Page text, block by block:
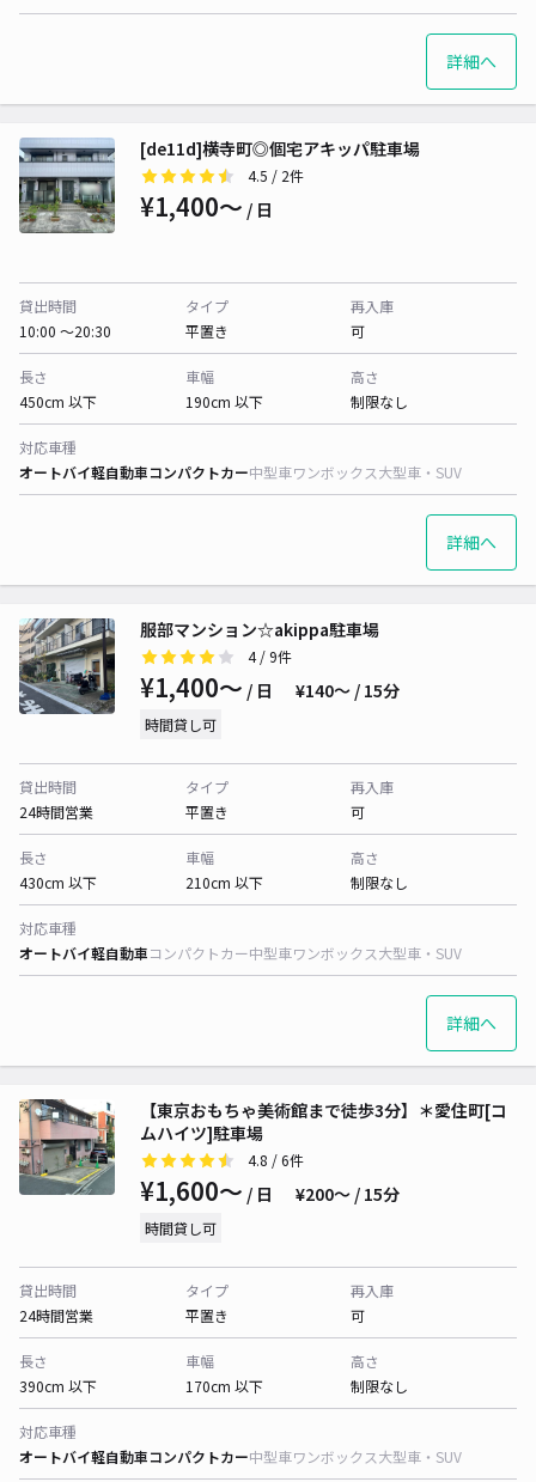
詳細へ
[de11d]横寺町◎個宅アキッパ駐車場
4.5 / 2件
¥1,400〜 / 日
貸出時間
10:00 〜20:30
タイプ
平置き
再入庫
可
長さ
450cm 以下
車幅
190cm 以下
高さ
制限なし
対応車種
オートバイ軽自動車コンパクトカー中型車ワンボックス大型車・SUV
詳細へ
服部マンション☆akippa駐車場
4/ 9件
¥1,400〜 / 日 ¥140〜 / 15分
時間貸し可
貸出時間
24時間営業
タイプ
平置き
再入庫
可
長さ
430cm 以下
車幅
210cm 以下
高さ
制限なし
対応車種
オートバイ軽自動車コンパクトカー中型車ワンボックス大型車・SUV
詳細へ
【東京おもちゃ美術館まで徒歩3分】＊愛住町[コ
ムハイツ]駐車場
4.8 / 6件
¥1,600〜 / 日 ¥200〜 / 15分
時間貸し可
貸出時間
24時間営業
タイプ
平置き
再入庫
可
長さ
390cm 以下
車幅
170cm 以下
高さ
制限なし
対応車種
オートバイ軽自動車コンパクトカー中型車ワンボックス大型車・SUV